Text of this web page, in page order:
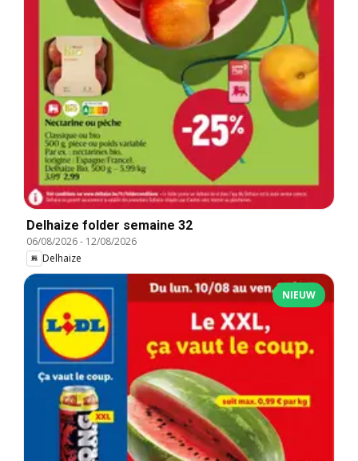
Delhaize folder semaine 32
06/08/2026- 12/08/2026
Delhaize
NIEUW